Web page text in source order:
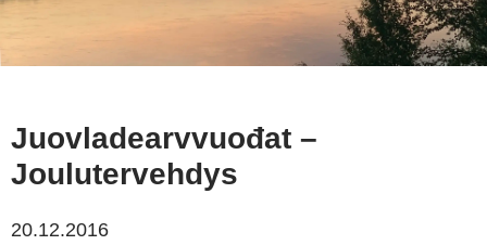
Juovladearvvuođat –
Joulutervehdys
20.12.2016